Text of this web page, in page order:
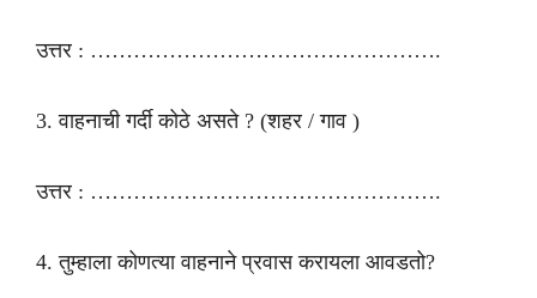
उत्तर : ………………………………………….
3. वाहनाची गर्दी कोठे असते ? (शहर / गाव )
उत्तर : ………………………………………….
4. तुम्हाला कोणत्या वाहनाने प्रवास करायला आवडतो?